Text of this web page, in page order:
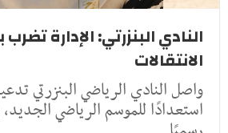
النادي البنزرتي: الإدارة
الانتقالات
واصل النادي الرياضي البنزرتي
استعدادًا للموسم الرياضي الجديد،